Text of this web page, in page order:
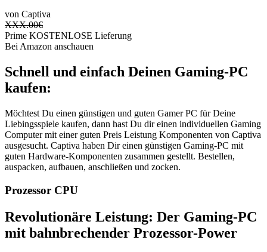
von Captiva
XXX.00€
Prime KOSTENLOSE Lieferung
Bei Amazon anschauen
Schnell und einfach Deinen Gaming-PC
kaufen:
Möchtest Du einen günstigen und guten Gamer PC für Deine
Liebingsspiele kaufen, dann hast Du dir einen individuellen Gaming
Computer mit einer guten Preis Leistung Komponenten von Captiva
ausgesucht. Captiva haben Dir einen günstigen Gaming-PC mit
guten Hardware-Komponenten zusammen gestellt. Bestellen,
auspacken, aufbauen, anschließen und zocken.
Prozessor CPU
Revolutionäre Leistung: Der Gaming-PC
mit bahnbrechender Prozessor-Power